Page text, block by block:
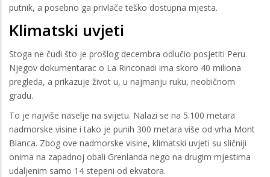
putnik, a posebno ga privlače teško dostupna mjesta.
Klimatski uvjeti
Stoga ne čudi što je prošlog decembra odlučio posjetiti Peru.
Njegov dokumentarac o La Rinconadi ima skoro 40 miliona
pregleda, a prikazuje život u, u najmanju ruku, neobičnom
gradu.
To je najviše naselje na svijetu. Nalazi se na 5.100 metara
nadmorske visine i tako je punih 300 metara više od vrha Mont
Blanca. Zbog ove nadmorske visine, klimatski uvjeti su sličniji
onima na zapadnoj obali Grenlanda nego na drugim mjestima
udaljenim samo 14 stepeni od ekvatora.